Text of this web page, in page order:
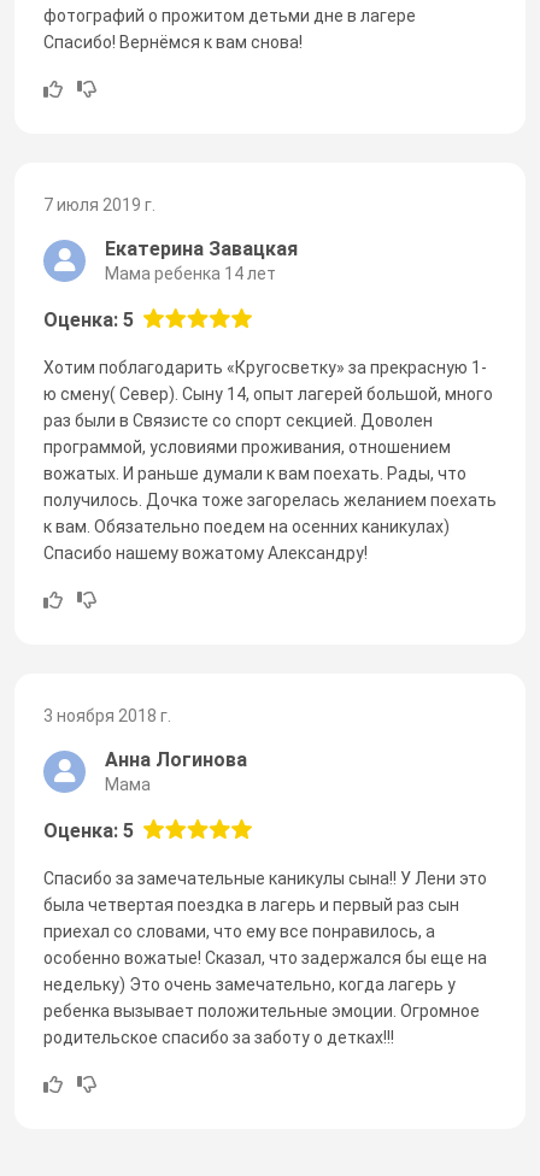
фотографий о прожитом детьми дне в лагере
Спасибо! Вернёмся к вам снова!
7 июля 2019 г.
Екатерина Завацкая
Мама ребенка 14 лет
Оценка: 5
Хотим поблагодарить «Кругосветку» за прекрасную 1-
ю смену( Север). Сыну 14, опыт лагерей большой, много
раз были в Связисте со спорт секцией. Доволен
программой, условиями проживания, отношением
вожатых. И раньше думали к вам поехать. Рады, что
получилось. Дочка тоже загорелась желанием поехать
к вам. Обязательно поедем на осенних каникулах)
Спасибо нашему вожатому Александру!
3 ноября 2018 г.
Анна Логинова
Мама
Оценка: 5
Спасибо за замечательные каникулы сына!! У Лени это
была четвертая поездка в лагерь и первый раз сын
приехал со словами, что ему все понравилось, а
особенно вожатые! Сказал, что задержался бы еще на
недельку) Это очень замечательно, когда лагерь у
ребенка вызывает положительные эмоции. Огромное
родительское спасибо за заботу о детках!!!